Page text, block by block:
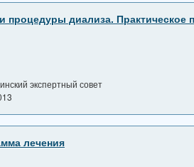
диализа. Практическое
экспертный совет
лечения